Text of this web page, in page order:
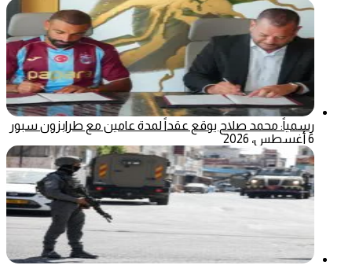
رسمياً: محمد صلاح يوقع عقداً لمدة عامين مع طرابزون سبور
6 أغسطس، 2026